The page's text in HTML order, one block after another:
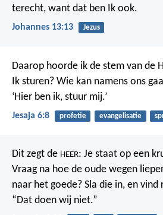
terecht, want dat ben Ik ook.
Johannes 13:13 Jezus
Daarop hoorde ik de stem van de
Ik sturen? Wie kan namens ons
‘Hier ben ik, stuur mij.’
Jesaja 6:8 profetie evangelisatie
Dit zegt de HEER: Je staat op een
Vraag na hoe de oude wegen
naar het goede? Sla die in, en vind
“Dat doen wij niet.”